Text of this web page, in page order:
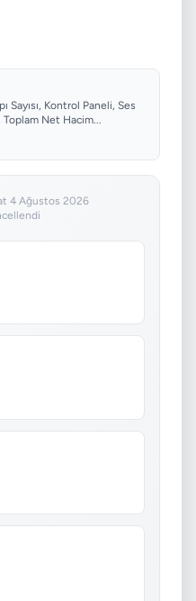
Sayısı, Kontrol Paneli, Ses
Net Hacim...
4 Ağustos 2026